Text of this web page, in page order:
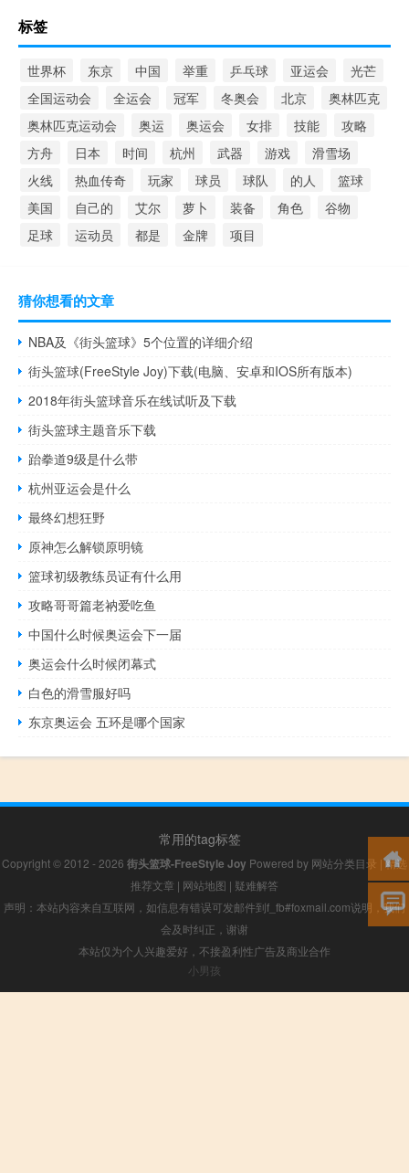
标签
世界杯 东京 中国 举重 乒乓球 亚运会
光芒
全国运动会
全运会 冠军 冬奥会 北京
奥林匹克
奥林匹克运动会
奥运 奥运会 女排 技能
攻略
方舟
日本 时间 杭州 武器 游戏
滑雪场
火线
热血传奇 玩家 球员 球队 的人
篮球
美国
自己的 艾尔 萝卜 装备 角色
谷物
足球
运动员 都是 金牌 项目
猜你想看的文章
NBA及《街头篮球》5个位置的详细介绍
街头篮球(FreeStyle Joy)下载(电脑、安卓和IOS所有版本)
2018年街头篮球音乐在线试听及下载
街头篮球主题音乐下载
跆拳道9级是什么带
杭州亚运会是什么
最终幻想狂野
原神怎么解锁原明镜
篮球初级教练员证有什么用
攻略哥哥篇老衲爱吃鱼
中国什么时候奥运会下一届
奥运会什么时候闭幕式
白色的滑雪服好吗
东京奥运会 五环是哪个国家
常用的tag标签
Copyright © 2012 - 2026 街头篮球-FreeStyle Joy Powered by 网站分类目录 |精选
推荐文章 | 网站地图 | 疑难解答
声明：本站内容来自互联网，如信息有错误可发邮件到f_fb#foxmail.com说明，我们
会及时纠正，谢谢
本站仅为个人兴趣爱好，不接盈利性广告及商业合作
小男孩